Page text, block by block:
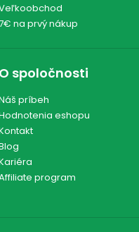
na prvý nákup
O spoločnosti
príbeh
eshopu
program